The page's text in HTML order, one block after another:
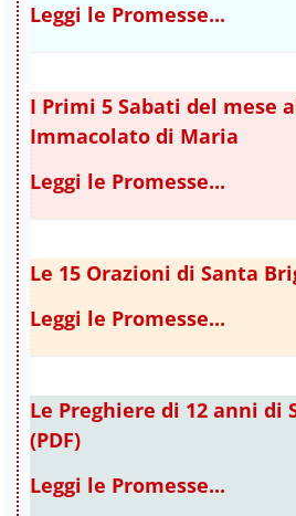
Leggi le Promesse...
I Primi 5 Sabati del mese
Immacolato di Maria
Leggi le Promesse...
Le 15 Orazioni di Santa
Leggi le Promesse...
Le Preghiere di 12 anni di
(PDF)
Leggi le Promesse...